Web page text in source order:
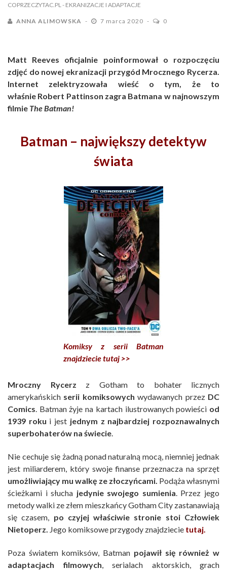
COPRZECZYTAC.PL - EKRANIZACJE I ADAPTACJE
ANNA ALIMOWSKA 7 marca 2020 0
Matt Reeves oficjalnie poinformował o rozpoczęciu
zdjęć do nowej ekranizacji przygód Mrocznego Rycerza.
Internet zelektryzowała wieść o tym, że to
właśnie Robert Pattinson zagra Batmana w najnowszym
filmie The Batman!
Batman – największy detektyw
świata
Komiksy z serii Batman
znajdziecie tutaj >>
Mroczny Rycerz z Gotham to bohater licznych
amerykańskich serii komiksowych wydawanych przez DC
Comics . Batman żyje na kartach ilustrowanych powieści od
1939 roku i jest jednym z najbardziej rozpoznawalnych
superbohaterów na świecie
Nie cechuje się żadną ponad naturalną mocą, niemniej jednak
jest miliarderem, który swoje finanse przeznacza na sprzęt
umożliwiający mu walkę ze złoczyńcami. Podąża własnymi
ścieżkami i słucha jedynie swojego sumienia . Przez jego
metody walki ze złem mieszkańcy Gotham City zastanawiają
się czasem, po czyjej właściwie stronie stoi Człowiek
Nietoperz. Jego komiksowe przygody znajdziecie tutaj.
Poza światem komiksów, Batman pojawił się również w
adaptacjach filmowych , serialach aktorskich, grach